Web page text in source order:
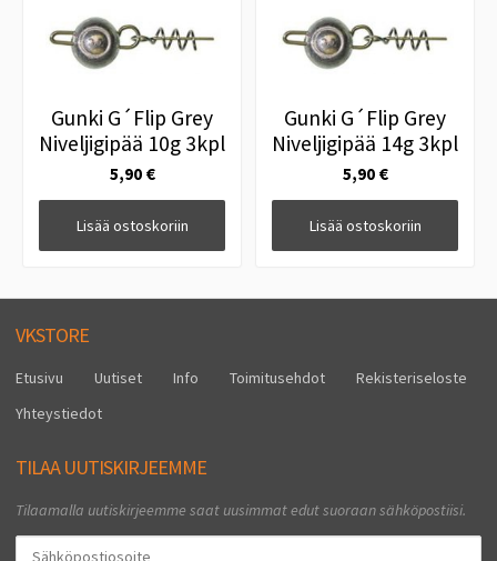
Gunki G´Flip Grey
Niveljigipää 10g 3kpl
5,90 €
Lisää ostoskoriin
Gunki G´Flip Grey
Niveljigipää 14g 3kpl
5,90 €
Lisää ostoskoriin
VKSTORE
Etusivu Uutiset Info Toimitusehdot
Rekisteriseloste
Yhteystiedot
TILAA UUTISKIRJEEMME
Tilaamalla uutiskirjeemme saat uusimmat edut suoraan sähköpostiisi.